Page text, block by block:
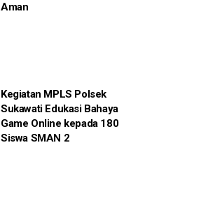
Aman
Kegiatan MPLS Polsek
Sukawati Edukasi Bahaya
Game Online kepada 180
Siswa SMAN 2